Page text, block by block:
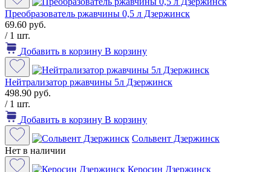
Преобразователь ржавчины 0,5 л Дзержинск
69.60 руб.
/ 1 шт.
Добавить в корзину В корзину
Нейтрализатор ржавчины 5л Дзержинск
498.90 руб.
/ 1 шт.
Добавить в корзину В корзину
Сольвент Дзержинск
Нет в наличии
Керосин Дзержинск